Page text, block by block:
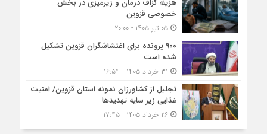
هزینه‌ گزاف درمان و زیرمیزی در بخش
خصوصی قزوین
۰۵ تیر ۱۴۰۵ - ۲۰:۰۰
۹۰۰ پرونده برای اغتشاشگران قزوین تشکیل
شده است
تجلیل از کشاورزان نمونه استان قزوین/ امنیت
غذایی زیر سایه تهدیدها
۲۶ خرداد ۱۴۰۵ - ۱۷:۴۵